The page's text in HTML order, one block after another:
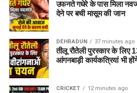
उफनते गधेरे के पास मिला
देने पर बची मासूम की जान
DEHRADUN 37 minutes ago
तीलू रौतेली पुरस्कार के लिए
आंगनबाड़ी कार्यकत्रियां भी
CRICKET 12 minutes ago